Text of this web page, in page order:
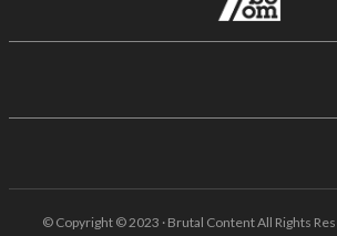
© Copyright © 2023 · Brutal Content All Rights